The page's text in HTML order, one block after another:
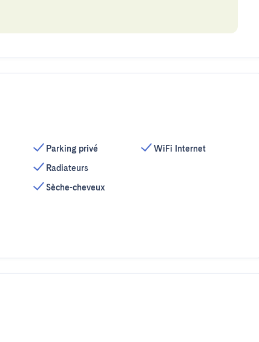
Parking privé
Radiateurs
Sèche-cheveux
WiFi Internet